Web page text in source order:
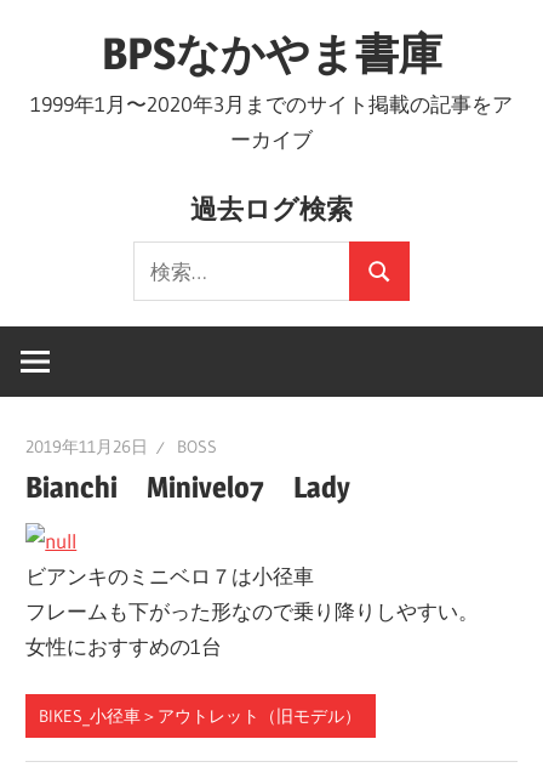
プ
BPSなかやま書庫
1999年1月〜2020年3月までのサイト掲載の記事をア
ーカイブ
過去ログ検索
索:
検
索
2019年11月26日 BOSS
Bianchi Minivelo7 Lady
ビアンキのミニベロ７は小径車
フレームも下がった形なので乗り降りしやすい。
女性におすすめの1台
BIKES_小径車＞アウトレット（旧モデル）